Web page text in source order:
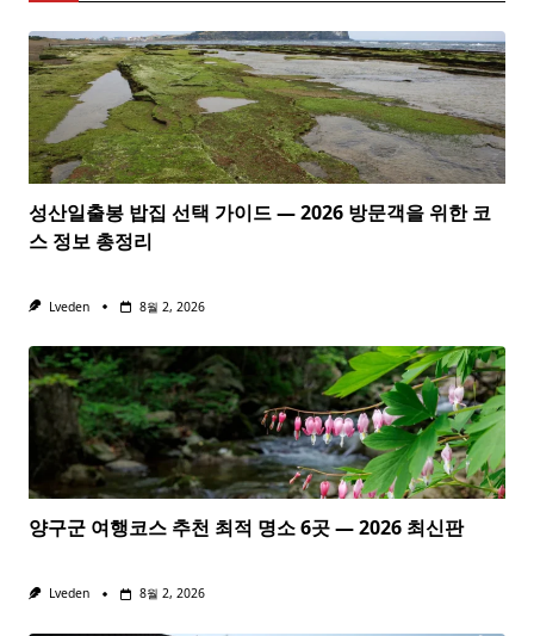
성산일출봉 밥집 선택 가이드 — 2026 방문객을 위한 코
스 정보 총정리
Lveden 8월 2, 2026
양구군 여행코스 추천 최적 명소 6곳 — 2026 최신판
Lveden 8월 2, 2026